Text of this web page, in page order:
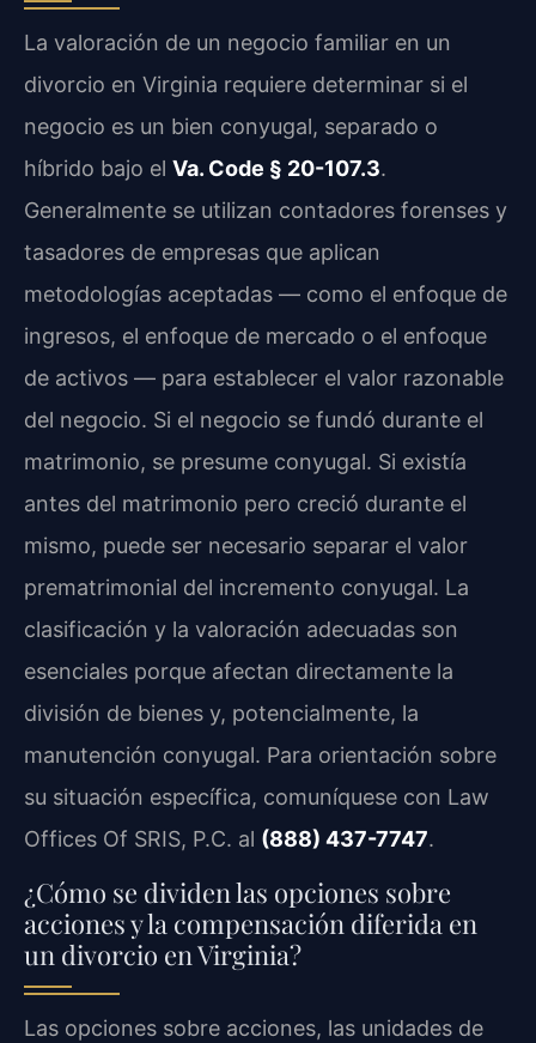
La valoración de un negocio familiar en un
divorcio en Virginia requiere determinar si el
negocio es un bien conyugal, separado o
híbrido bajo el Va. Code § 20-107.3.
Generalmente se utilizan contadores forenses y
tasadores de empresas que aplican
metodologías aceptadas — como el enfoque de
ingresos, el enfoque de mercado o el enfoque
de activos — para establecer el valor razonable
del negocio. Si el negocio se fundó durante el
matrimonio, se presume conyugal. Si existía
antes del matrimonio pero creció durante el
mismo, puede ser necesario separar el valor
prematrimonial del incremento conyugal. La
clasificación y la valoración adecuadas son
esenciales porque afectan directamente la
división de bienes y, potencialmente, la
manutención conyugal. Para orientación sobre
su situación específica, comuníquese con Law
Offices Of SRIS, P.C. al (888) 437-7747.
¿Cómo se dividen las opciones sobre
acciones y la compensación diferida en
un divorcio en Virginia?
Las opciones sobre acciones, las unidades de